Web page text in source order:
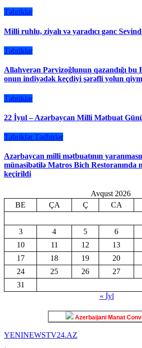
Təbriklər
Milli ruhlu, ziyalı və yaradıcı gənc
Təbriklər
Allahverən Pərvizoğlunun qazandığı bu
onun indiyədək keçdiyi şərəfli yolun
Təbriklər
22 İyul – Azərbaycan Milli Mətbuat
Təbriklər Tədbirlər
Azərbaycan milli mətbuatının
münasibətilə Matros Bich Restoranında
keçirildi
Avqust 2026
BE
ÇA Ç CA
3
4 5 6
10
11 12 13
17
18 19 20
24
25 26 27
31
« İyl
Azerbaijani Manat
YENINEWSTV24.AZ